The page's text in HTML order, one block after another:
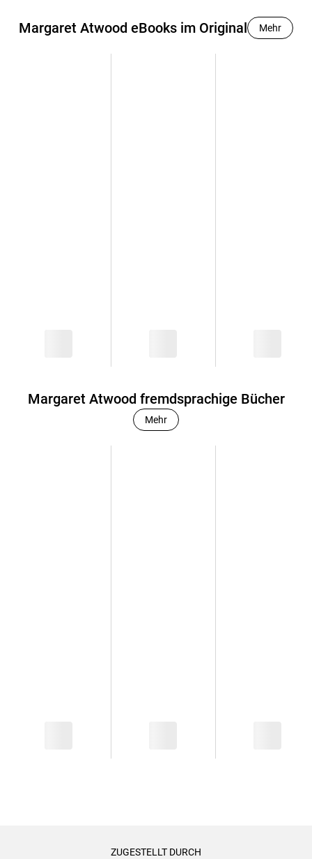
Margaret Atwood eBooks im Original Mehr
Margaret Atwood fremdsprachige Bücher
Mehr
ZUGESTELLT DURCH